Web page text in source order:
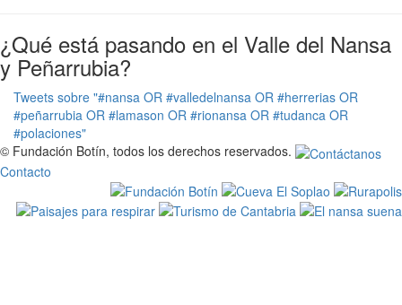
¿Qué está pasando en el Valle del Nansa
y Peñarrubia?
Tweets sobre "#nansa OR #valledelnansa OR #herrerias OR
#peñarrubia OR #lamason OR #rionansa OR #tudanca OR
#polaciones"
© Fundación Botín, todos los derechos reservados.
Contacto